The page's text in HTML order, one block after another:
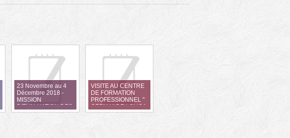
23 Novembre au 4
Décembre 2018 -
MISSION
D'EVALUATION DES
PROJETS 2015 -
VISITE AU CENTRE
DE FORMATION
PROFESSIONNEL "
CEFAM " DE LOUGA -
PROPOSITION
D'APPUI PAR ATS-